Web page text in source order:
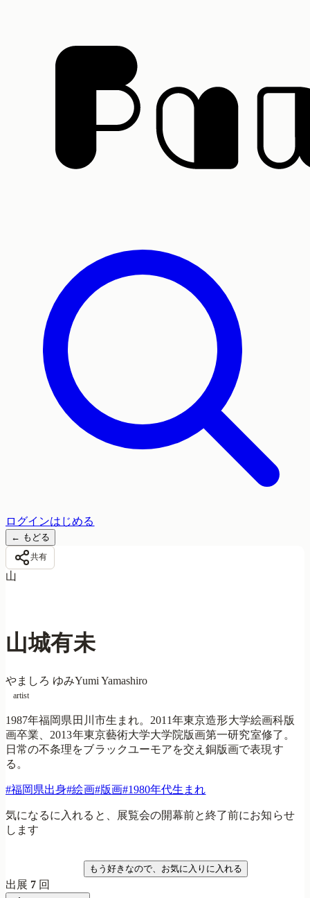
ログインはじめる
← もどる
共有
山
山城有未
やましろ ゆみYumi Yamashiro
artist
1987年福岡県田川市生まれ。2011年東京造形大学絵画科版
画卒業、2013年東京藝術大学大学院版画第一研究室修了。
日常の不条理をブラックユーモアを交え銅版画で表現す
る。
#福岡県出身#絵画#版画#1980年代生まれ
気になるに入れると、展覧会の開幕前と終了前にお知らせ
します
もう好きなので、お気に入りに入れる
出展 7 回